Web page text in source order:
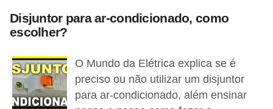
Disjuntor para ar-condicionado, como
escolher?
O Mundo da Elétrica explica se é
preciso ou não utilizar um disjuntor
para ar-condicionado, além ensinar
e
n
e
s